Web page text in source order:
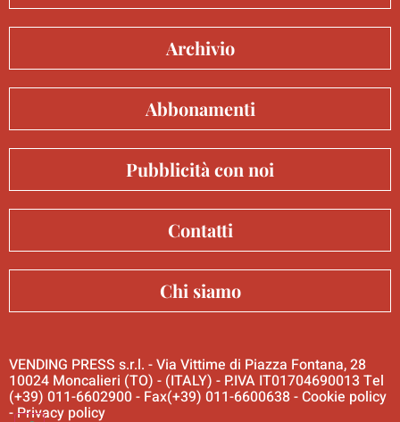
Archivio
Abbonamenti
Pubblicità con noi
Contatti
Chi siamo
VENDING PRESS s.r.l. - Via Vittime di Piazza Fontana, 28
10024 Moncalieri (TO) - (ITALY) - P.IVA IT01704690013 Tel
(+39) 011-6602900 - Fax(+39) 011-6600638 -Cookie policy
-Privacy policy